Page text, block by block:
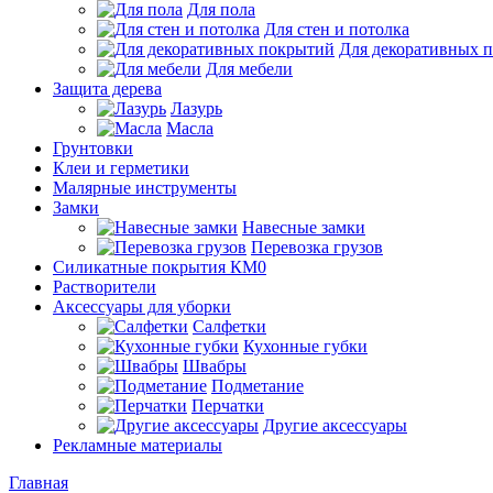
Для пола
Для стен и потолка
Для декоративных
Для мебели
Защита дерева
Лазурь
Масла
Грунтовки
Клеи и герметики
Малярные инструменты
Замки
Навесные замки
Перевозка грузов
Силикатные покрытия КМ0
Растворители
Аксессуары для уборки
Салфетки
Кухонные губки
Швабры
Подметание
Перчатки
Другие аксессуары
Рекламные материалы
Главная